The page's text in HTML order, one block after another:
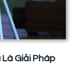
Giải Pháp